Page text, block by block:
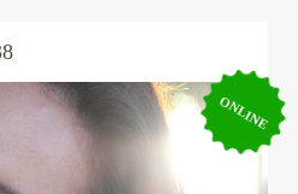
ONLINE
Táňa